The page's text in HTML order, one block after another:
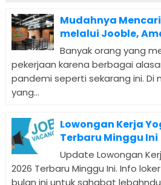
Mudahnya
melalui Jooble,
Banyak orang yang
pekerjaan karena berbagai
pandemi seperti sekarang ini. Di
yang...
Lowongan Kerja
Terbaru Minggu Ini
Update Lowongan
2026 Terbaru Minggu Ini. Info
bulan ini untuk sahabat